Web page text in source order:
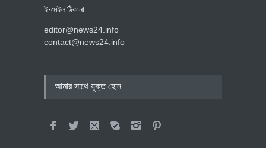
ই-মেইল ঠিকানা
editor@news24.info
contact@news24.info
আমার সাথে যুক্ত হোন